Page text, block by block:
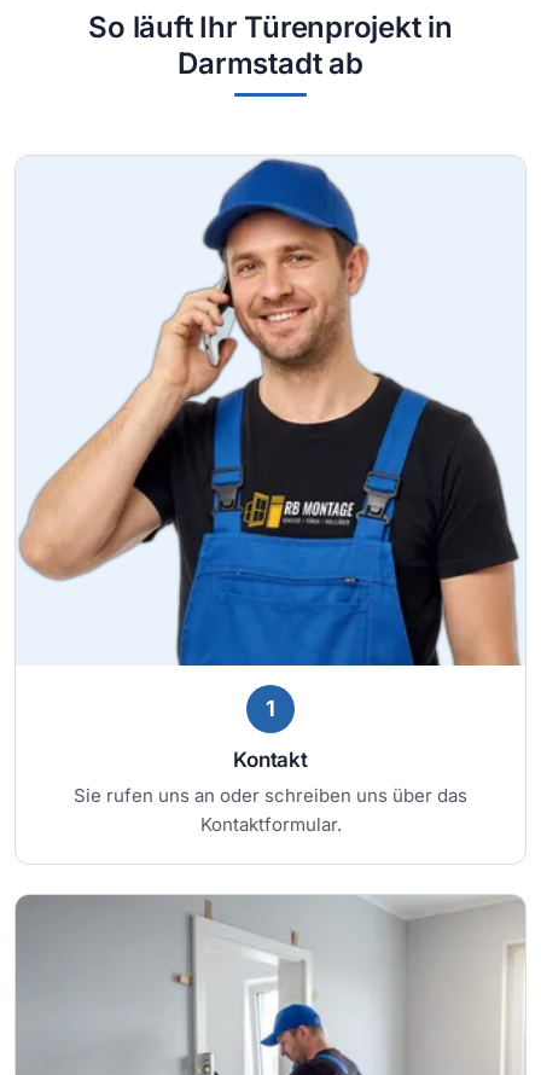
So läuft Ihr Türenprojekt in
Darmstadt ab
1
Kontakt
Sie rufen uns an oder schreiben uns über das
Kontaktformular.